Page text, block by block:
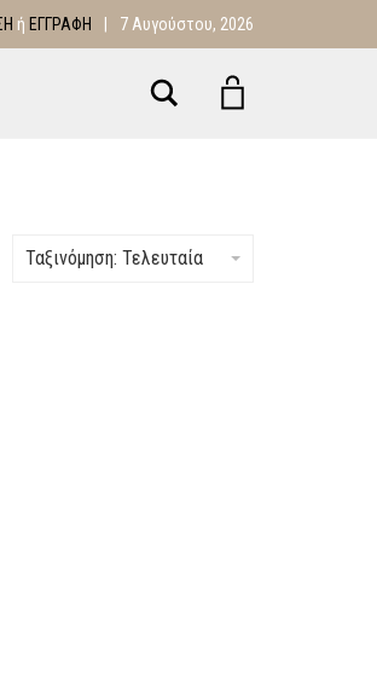
ή ΕΓΓΡΑΦΉ 7 Αυγούστου, 2026
Αναζήτηση
Ταξινόμηση: Τελευταία